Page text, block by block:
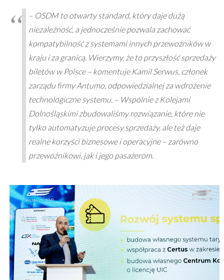
– OSDM to otwarty standard, który daje dużą
niezależność, a jednocześnie pozwala zachować
kompatybilność z systemami innych przewoźników w
kraju i za granicą. Wierzymy, że to przyszłość sprzedaży
biletów w Polsce – komentuje Kamil Serwus, członek
zarządu firmy Antumo, odpowiedzialnej za wdrożenie
technologiczne systemu. – Wspólnie z Kolejami
Dolnośląskimi zbudowaliśmy rozwiązanie, które nie
tylko automatyzuje procesy sprzedaży, ale też daje
realne korzyści biznesowe i operacyjne – zarówno
przewoźnikowi, jak i jego pasażerom.